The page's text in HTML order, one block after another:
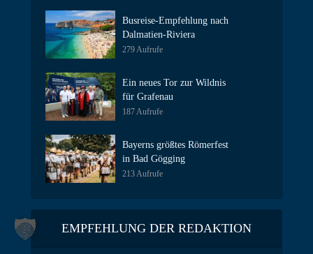
Busreise-Empfehlung nach
Dalmatien-Riviera
279 Aufrufe
Ein neues Tor zur Wildnis
für Grafenau
187 Aufrufe
Bayerns größtes Römerfest
in Bad Gögging
213 Aufrufe
EMPFEHLUNG DER REDAKTION